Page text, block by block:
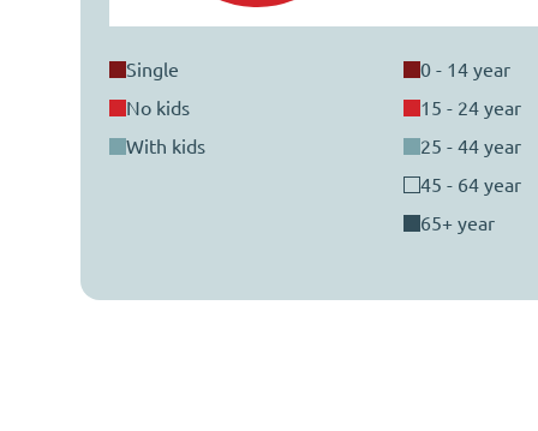
single
no kids
with kids
0 - 14 year
15 - 24 year
25 - 44 year
45 - 64 year
65+ year